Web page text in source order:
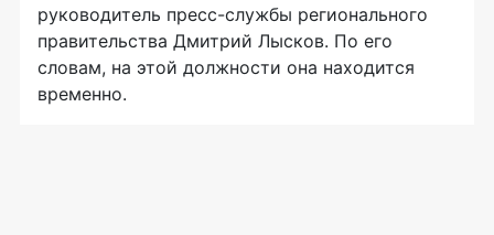
руководитель пресс-службы регионального
правительства Дмитрий Лысков. По его
словам, на этой должности она находится
временно.